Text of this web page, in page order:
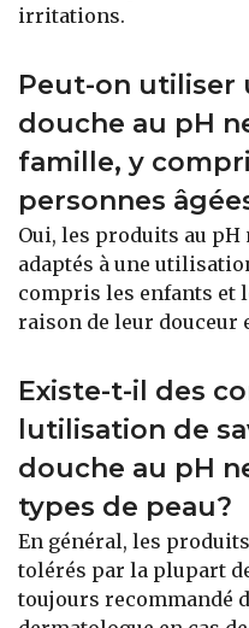
irritations.
Peut-on utiliser
douche au pH
famille, y
personnes
Oui, les produits au
adaptés à une
compris les enfants et
raison de leur douceur
Existe-t-il des
lutilisation de
douche au pH
types de peau?
En général, les
tolérés par la plupart
toujours recommandé